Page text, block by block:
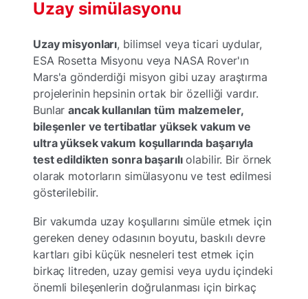
Uzay simülasyonu
Uzay misyonları, bilimsel veya ticari uydular,
ESA Rosetta Misyonu veya NASA Rover'ın
Mars'a gönderdiği misyon gibi uzay araştırma
projelerinin hepsinin ortak bir özelliği vardır.
Bunlarancak kullanılan tüm malzemeler,
bileşenler ve tertibatlar yüksek vakum ve
ultra yüksek vakum koşullarında başarıyla
test edildikten sonra başarılıolabilir. Bir örnek
olarak motorların simülasyonu ve test edilmesi
gösterilebilir.
Bir vakumda uzay koşullarını simüle etmek için
gereken deney odasının boyutu, baskılı devre
kartları gibi küçük nesneleri test etmek için
birkaç litreden, uzay gemisi veya uydu içindeki
önemli bileşenlerin doğrulanması için birkaç